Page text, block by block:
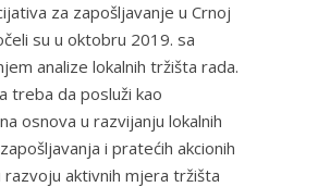
za zapošljavanje u Crnoj
su u oktobru 2019. sa
analize lokalnih tržišta rada.
treba da posluži kao
osnova u razvijanju lokalnih
i pratećih akcionih
razvoju aktivnih mjera tržišta